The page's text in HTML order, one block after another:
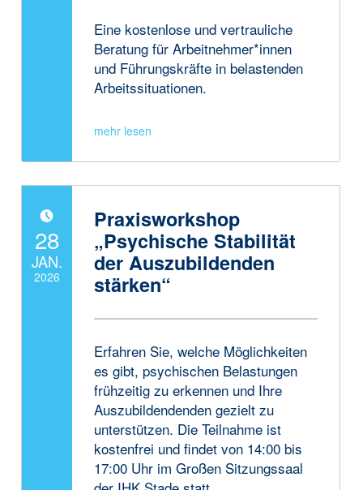
Eine kostenlose und vertrauliche
Beratung für Arbeitnehmer*innen
und Führungskräfte in belastenden
Arbeitssituationen.
Praxisworkshop
„Psychische Stabilität
der Auszubildenden
stärken“
Erfahren Sie, welche Möglichkeiten
es gibt, psychischen Belastungen
frühzeitig zu erkennen und Ihre
Auszubildendenden gezielt zu
unterstützen. Die Teilnahme ist
kostenfrei und findet von 14:00 bis
17:00 Uhr im Großen Sitzungssaal
POSTED ON:28
JAN.
2026